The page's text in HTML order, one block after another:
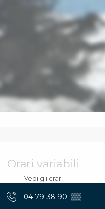
e contatti
Orari variabili
Vedi gli orari
04 79 38 90 ▒▒